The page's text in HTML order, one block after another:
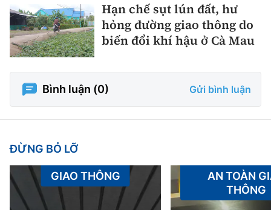
Hạn chế sụt lún đất, hư
hỏng đường giao thông do
biến đổi khí hậu ở Cà Mau
Bình luận (0) Gửi bình luận
ĐỪNG BỎ LỠ
GIAO THÔNG
AN TOÀN
THÔNG